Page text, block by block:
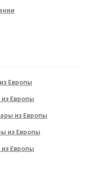
Европы
Европы
из Европы
из Европы
Европы